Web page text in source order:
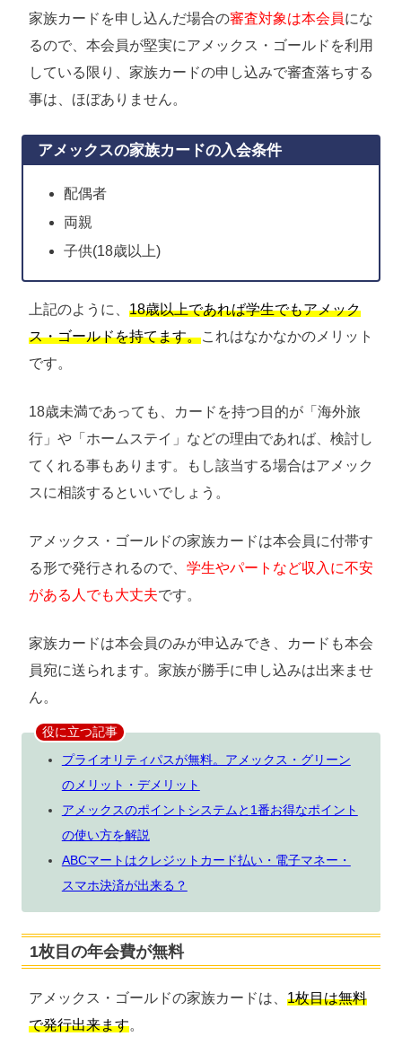
家族カードを申し込んだ場合の審査対象は本会員にな
るので、本会員が堅実にアメックス・ゴールドを利用
している限り、家族カードの申し込みで審査落ちする
事は、ほぼありません。
アメックスの家族カードの入会条件
配偶者
両親
子供(18歳以上)
上記のように、 18歳以上であれば学生でもアメック
ス・ゴールドを持てます。これはなかなかのメリット
です。
18歳未満であっても、カードを持つ目的が「海外旅
行」や「ホームステイ」などの理由であれば、検討し
てくれる事もあります。もし該当する場合はアメック
スに相談するといいでしょう。
アメックス・ゴールドの家族カードは本会員に付帯す
る形で発行されるので、 学生やパートなど収入に不安
がある人でも大丈夫です。
家族カードは本会員のみが申込みでき、カードも本会
員宛に送られます。家族が勝手に申し込みは出来ませ
ん。
役に立つ記事
プライオリティパスが無料。アメックス・グリーン
のメリット・デメリット
アメックスのポイントシステムと1番お得なポイント
の使い方を解説
ABCマートはクレジットカード払い・電子マネー・
スマホ決済が出来る？
1枚目の年会費が無料
アメックス・ゴールドの家族カードは、 1枚目は無料
で発行出来ます。